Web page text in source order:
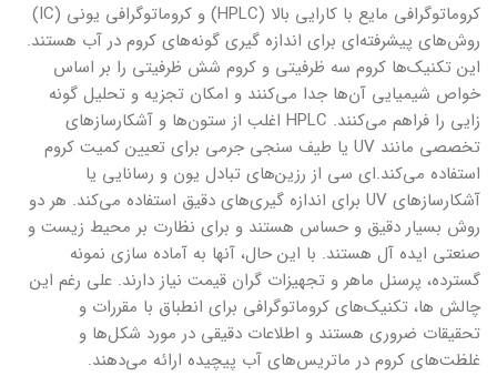
کروماتوگرافی مایع با کارایی بالا (HPLC) و کروماتوگرافی یونی (IC)
روش‌های پیشرفته‌ای برای اندازه گیری گونه‌های کروم در آب هستند.
این تکنیک‌ها کروم سه ظرفیتی و کروم شش ظرفیتی را بر اساس
خواص شیمیایی آن‌ها جدا می‌کنند و امکان تجزیه و تحلیل گونه
زایی را فراهم می‌کنند. HPLC اغلب از ستون‌ها و آشکارسازهای
تخصصی مانند UV یا طیف سنجی جرمی برای تعیین کمیت کروم
استفاده می‌کند.‌ای سی از رزین‌های تبادل یون و رسانایی یا
آشکارسازهای UV برای اندازه گیری‌های دقیق استفاده می‌کند. هر دو
روش بسیار دقیق و حساس هستند و برای نظارت بر محیط زیست و
صنعتی ایده آل هستند. با این حال، آنها به آماده سازی نمونه
گسترده، پرسنل ماهر و تجهیزات گران قیمت نیاز دارند. علی رغم این
چالش ها، تکنیک‌های کروماتوگرافی برای انطباق با مقررات و
تحقیقات ضروری هستند و اطلاعات دقیقی در مورد شکل‌ها و
غلظت‌های کروم در ماتریس‌های آب پیچیده ارائه می‌دهند.